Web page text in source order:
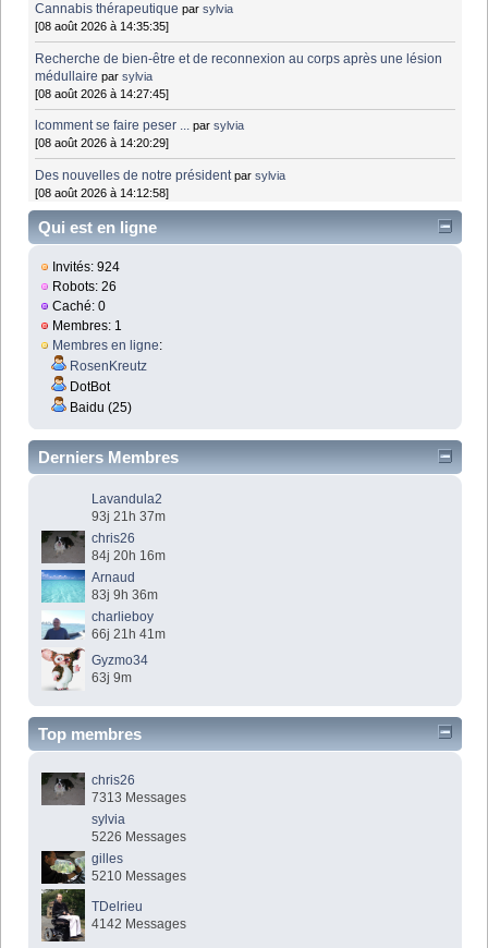
Cannabis thérapeutique parsylvia
[08 août 2026 à 14:35:35]
Recherche de bien-être et de reconnexion au corps après une lésion
médullaire parsylvia
[08 août 2026 à 14:27:45]
lcomment se faire peser ... parsylvia
[08 août 2026 à 14:20:29]
Des nouvelles de notre président parsylvia
[08 août 2026 à 14:12:58]
Qui est en ligne
Invités: 924
Robots: 26
Caché: 0
Membres: 1
Membres en ligne:
RosenKreutz
DotBot
Baidu (25)
Derniers Membres
Lavandula2
93j 21h 37m
chris26
84j 20h 16m
Arnaud
83j 9h 36m
charlieboy
66j 21h 41m
Gyzmo34
63j 9m
Top membres
chris26
7313 Messages
sylvia
5226 Messages
gilles
5210 Messages
TDelrieu
4142 Messages